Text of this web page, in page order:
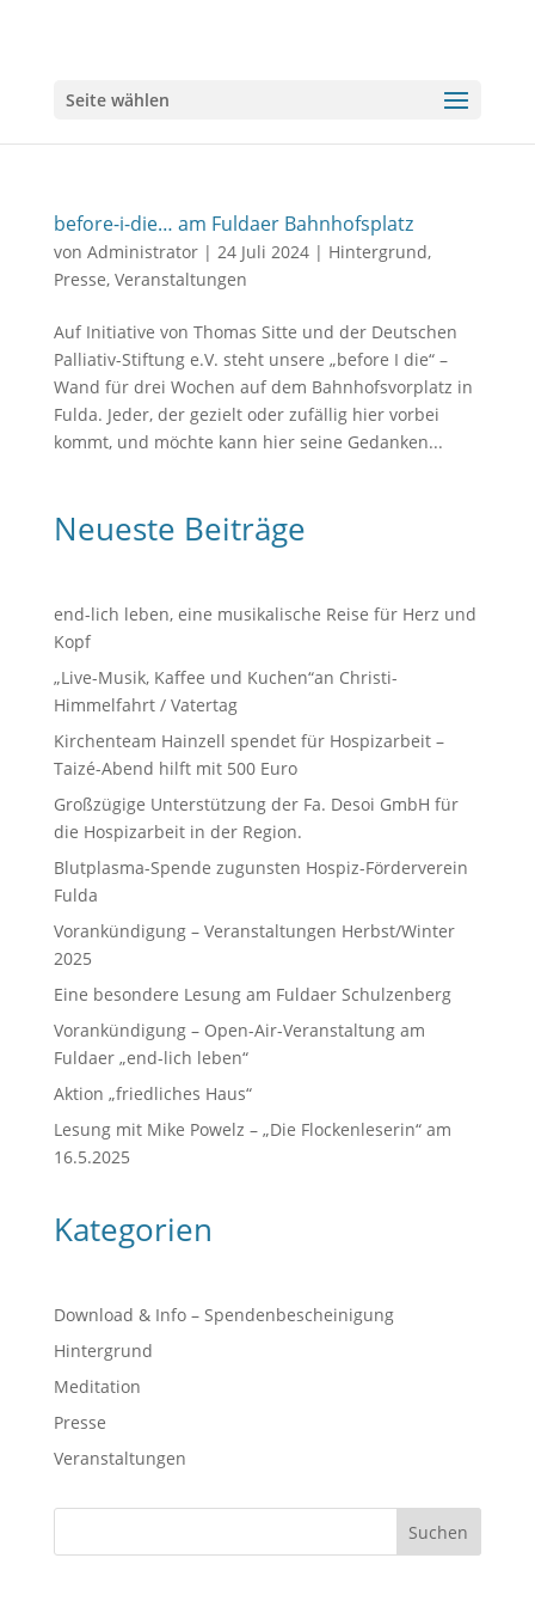
Seite wählen
before-i-die… am Fuldaer Bahnhofsplatz
von Administrator| 24 Juli 2024| Hintergrund,
Presse, Veranstaltungen
Auf Initiative von Thomas Sitte und der Deutschen
Palliativ-Stiftung e.V. steht unsere „before I die“ –
Wand für drei Wochen auf dem Bahnhofsvorplatz in
Fulda. Jeder, der gezielt oder zufällig hier vorbei
kommt, und möchte kann hier seine Gedanken...
Neueste Beiträge
end-lich leben, eine musikalische Reise für Herz und
Kopf
„Live-Musik, Kaffee und Kuchen“an Christi-
Himmelfahrt / Vatertag
Kirchenteam Hainzell spendet für Hospizarbeit –
Taizé-Abend hilft mit 500 Euro
Großzügige Unterstützung der Fa. Desoi GmbH für
die Hospizarbeit in der Region.
Blutplasma-Spende zugunsten Hospiz-Förderverein
Fulda
Vorankündigung – Veranstaltungen Herbst/Winter
2025
Eine besondere Lesung am Fuldaer Schulzenberg
Vorankündigung – Open-Air-Veranstaltung am
Fuldaer „end-lich leben“
Aktion „friedliches Haus“
Lesung mit Mike Powelz – „Die Flockenleserin“ am
16.5.2025
Kategorien
Download & Info – Spendenbescheinigung
Hintergrund
Meditation
Presse
Veranstaltungen
Suchen